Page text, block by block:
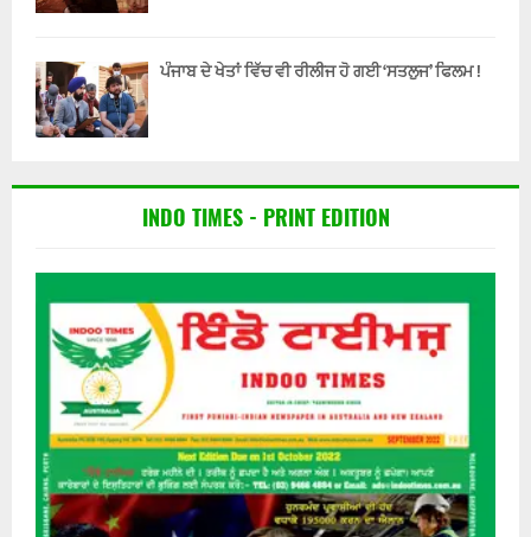
ਪੰਜਾਬ ਦੇ ਖੇਤਾਂ ਵਿੱਚ ਵੀ ਰੀਲੀਜ ਹੋ ਗਈ ‘ਸਤਲੁਜ’ ਫਿਲਮ !
INDO TIMES - PRINT EDITION